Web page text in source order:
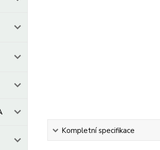
Kompletní specifikace